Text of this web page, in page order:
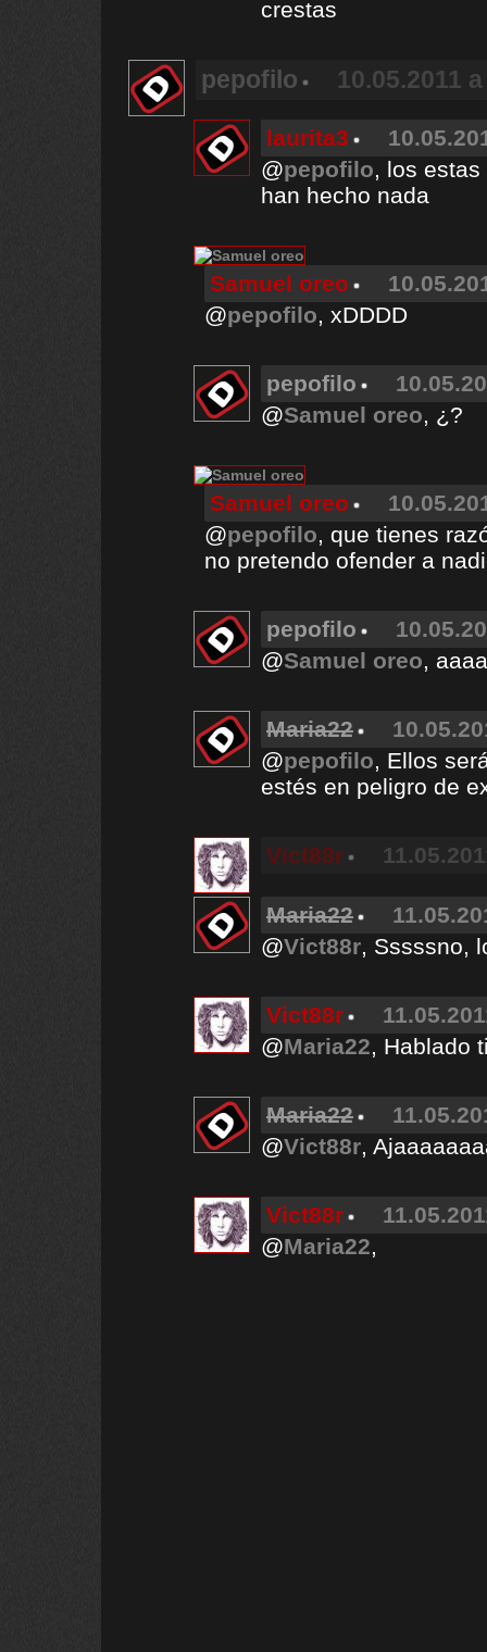
crestas
pepofilo 10.05.2011
laurita3
@pepofilo, los
han hecho nada
Samuel oreo
@pepofilo, xDDDD
pepofilo
@Samuel oreo, ¿?
Samuel oreo
@pepofilo, que tienes
no pretendo ofender a
pepofilo
@Samuel oreo,
Maria22
@pepofilo, Ellos
estés en peligro de
Vict88r
Maria22
@Vict88r, Sssssno,
Vict88r
@Maria22, Hablado
Maria22
@Vict88r,
Vict88r
@Maria22,